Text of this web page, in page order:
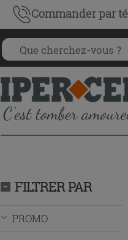
Commander par
FILTRER PAR
Appuyez
sur
touche
Promo
PROMO
Valeur
Facet
11651
(432)
PRIX
Inférieure
Supérieure
Dimensions
Couleur
ACHETABLE
EN
Profondeur
(cm)
Typologie
lavabo